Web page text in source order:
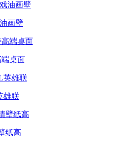
画壁
桌面
雄联
纸高